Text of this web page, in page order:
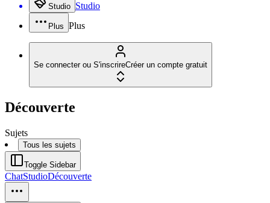
Studio Studio
Plus Plus
Se connecter ou S'inscrireCréer un compte gratuit
Découverte
Sujets
Tous les sujets
Toggle Sidebar
ChatStudioDécouverte